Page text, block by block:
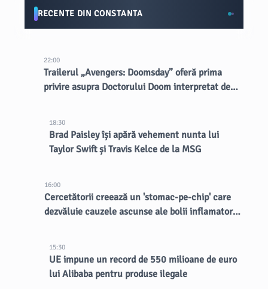
RECENTE DIN CONSTANTA
22:00
Trailerul „Avengers: Doomsday” oferă prima
privire asupra Doctorului Doom interpretat de
18:30
Brad Paisley își apără vehement nunta lui
Taylor Swift și Travis Kelce de la MSG
16:00
Cercetătorii creează un 'stomac-pe-chip' care
dezvăluie cauzele ascunse ale bolii inflamatorii
15:30
UE impune un record de 550 milioane de euro
lui Alibaba pentru produse ilegale